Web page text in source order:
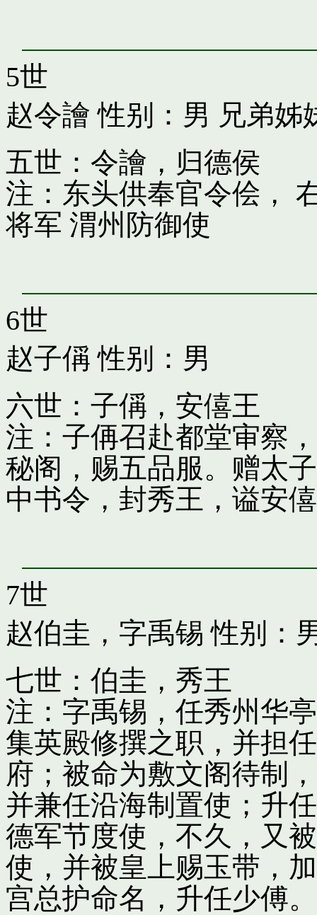
5世
赵令譮 性别：男 兄弟姊
五世：令譮，归德侯
注：东头供奉官令侩，
将军 渭州防御使
6世
赵子偁 性别：男
六世：子偁，安僖王
注：子侢召赴都堂审察
秘阁，赐五品服。赠太
中书令，封秀王，谥安
7世
赵伯圭，字禹锡 性别：
七世：伯圭，秀王
注：字禹锡，任秀州华
集英殿修撰之职，并担
府；被命为敷文阁待制
并兼任沿海制置使；升
德军节度使，不久，又
使，并被皇上赐玉带，
宫总护命名，升任少傅